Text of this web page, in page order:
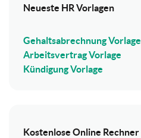
Neueste HR Vorlagen
Gehaltsabrechnung Vorlage
Arbeitsvertrag Vorlage
Kündigung Vorlage
Kostenlose Online Rechner